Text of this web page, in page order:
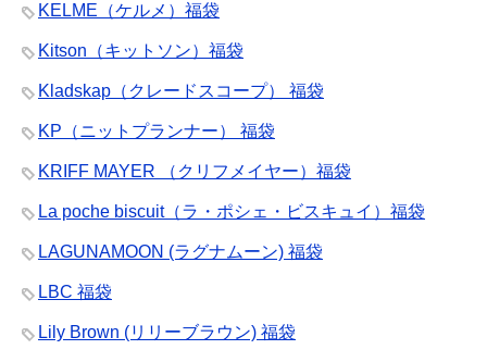
KELME（ケルメ）福袋
Kitson（キットソン）福袋
Kladskap（クレードスコープ） 福袋
KP（ニットプランナー） 福袋
KRIFF MAYER （クリフメイヤー）福袋
La poche biscuit（ラ・ポシェ・ビスキュイ）福袋
LAGUNAMOON (ラグナムーン) 福袋
LBC 福袋
Lily Brown (リリーブラウン) 福袋